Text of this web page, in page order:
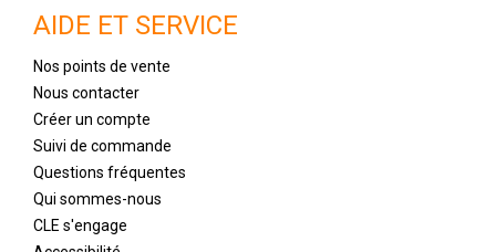
AIDE ET SERVICE
Nos points de vente
Nous contacter
Créer un compte
Suivi de commande
Questions fréquentes
Qui sommes-nous
CLE s'engage